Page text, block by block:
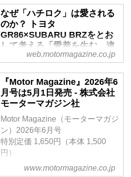
前回の1.8Lターボを搭載した「フ
ォレスター スポーツEX」に続
き、第2回はストロングハイブリ
ッドの「フォレスター Xブレイク
S：HEV EX」にオプションを装
チャースタイルパッケージを備え
た車中泊仕様で、実際に使い倒
し、車中泊も行ってみた。便利な
装備を活かしたときに見えてくる
使い勝手やその快適性を検証しな
がら、フォレスターというSUVの
本質に迫る。（Motor Magazine
Web用に再編集）
なぜ「ハチロク」は愛される
のか？ トヨタ
GR86×SUBARU BRZをとお
して考える「愛着を生む、違
いと奥深さ」【比較試乗】 -
兄弟車のどちらかを選ぶとき、デ
ザインの違いだけならカタログを
見れば十分だけだろう。でもそれ
だけではつまらない。初代の86／
BRZもそうだったが、走行面にお
けるキャラクターの違いがよくわ
かるからこそ選ぶ楽しさがあり、
湧くのかもしれない。
web.motormagazine.co.jp
『Motor Magazine』2026年6
月号は5月1日発売 - 株式会社
モーターマガジン社
Motor Magazine（モーターマガジ
ン）2026年6月号
特別定価 1,650円（本体 1,500
円）
＜創刊70周年記念特大号＞
【第一特集】ニューSUVの現在地
www.motormagazine.co.jp